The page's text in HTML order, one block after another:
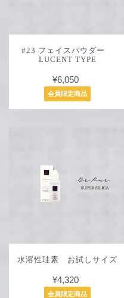
#23 フェイスパウダー
LUCENT TYPE
¥6,050
会員限定商品
水溶性珪素 お試しサイズ
¥4,320
会員限定商品